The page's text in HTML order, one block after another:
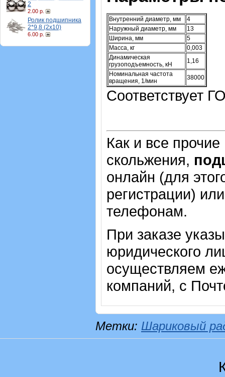
2
2.00 р.
Ролик подшипника
2*9,8 (2х10)
6.00 р.
Внутренний диаметр, мм
4
Наружный диаметр, мм
13
Ширина, мм
5
Масса, кг
0,003
Динамическая
грузоподъемность, кН
1,16
Номинальная частота
вращения, 1/мин
38000
Соответствует
Как и все
скольжения,
онлайн (для
регистрации)
телефонам.
При заказе
юридического
осуществляем
компаний, с
Метки: Шариковый